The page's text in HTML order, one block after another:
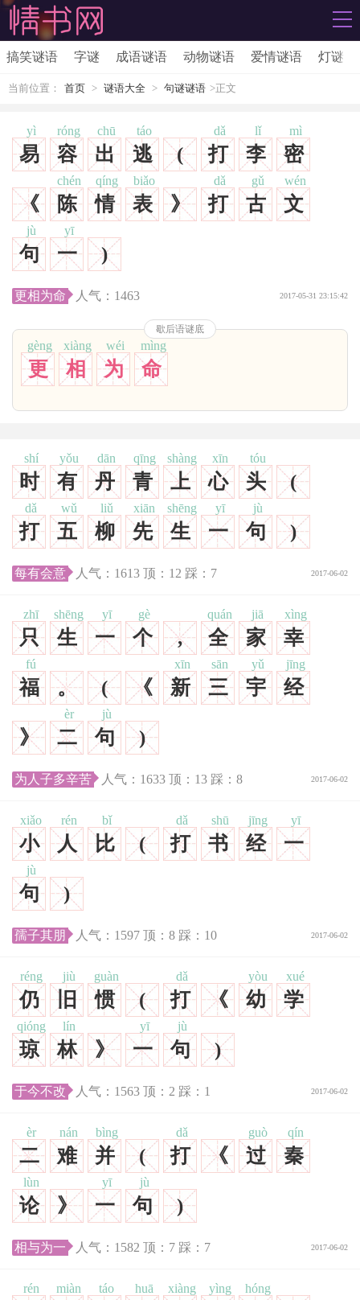
搞笑谜语 字谜 成语谜语 动物谜语 爱情谜语 灯谜
当前位置： 首页 > 谜语大全 > 句谜谜语 >正文
易
yì
容
róng
出
chū
逃
táo
( 打
dǎ
李
lǐ
密
mì
《 陈
chén
情
qíng
表
biǎo
》 打
dǎ
古
gǔ
文
wén
句
jù
一
yī
)
2017-05-31 23:15:42
更相为命 人气： 1463
歇后语谜底
更
gèng
相
xiàng
为
wéi
命
mìng
时
shí
有
yǒu
丹
dān
青
qīng
上
shàng
心
xīn
头
tóu
(
打
dǎ
五
wǔ
柳
liǔ
先
xiān
生
shēng
一
yī
句
jù
)
2017-06-02
每有会意 人气： 1613 顶： 12 踩： 7
只
zhī
生
shēng
一
yī
个
gè
, 全
quán
家
jiā
幸
xìng
福
fú
。 ( 《 新
xīn
三
sān
宇
yǔ
经
jīng
》 二
èr
句
jù
)
2017-06-02
为人子多辛苦 人气： 1633 顶： 13 踩： 8
小
xiǎo
人
rén
比
bǐ
( 打
dǎ
书
shū
经
jīng
一
yī
句
jù
)
2017-06-02
孺子其朋 人气： 1597 顶： 8 踩： 10
仍
réng
旧
jiù
惯
guàn
( 打
dǎ
《 幼
yòu
学
xué
琼
qióng
林
lín
》 一
yī
句
jù
)
2017-06-02
于今不改 人气： 1563 顶： 2 踩： 1
二
èr
难
nán
并
bìng
( 打
dǎ
《 过
guò
秦
qín
论
lùn
》 一
yī
句
jù
)
2017-06-02
相与为一 人气： 1582 顶： 7 踩： 7
rén miàn táo huā xiàng yìng hóng